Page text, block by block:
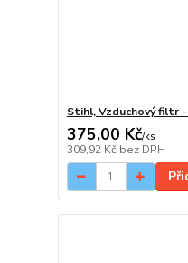
Stihl, Vzduchový filtr -
375,00 Kč/ks
309,92 Kč bez DPH